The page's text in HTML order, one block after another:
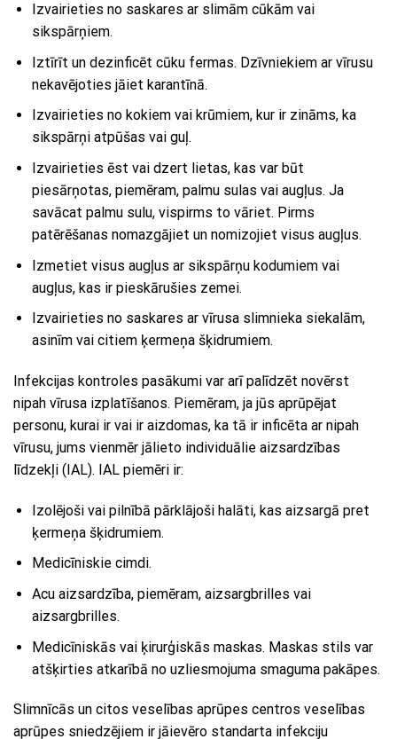
Izvairieties no saskares ar slimām cūkām vai
sikspārņiem.
Iztīrīt un dezinficēt cūku fermas. Dzīvniekiem ar vīrusu
nekavējoties jāiet karantīnā.
Izvairieties no kokiem vai krūmiem, kur ir zināms, ka
sikspārņi atpūšas vai guļ.
Izvairieties ēst vai dzert lietas, kas var būt
piesārņotas, piemēram, palmu sulas vai augļus. Ja
savācat palmu sulu, vispirms to vāriet. Pirms
patērēšanas nomazgājiet un nomizojiet visus augļus.
Izmetiet visus augļus ar sikspārņu kodumiem vai
augļus, kas ir pieskārušies zemei.
Izvairieties no saskares ar vīrusa slimnieka siekalām,
asinīm vai citiem ķermeņa šķidrumiem.
Infekcijas kontroles pasākumi var arī palīdzēt novērst
nipah vīrusa izplatīšanos. Piemēram, ja jūs aprūpējat
personu, kurai ir vai ir aizdomas, ka tā ir inficēta ar nipah
vīrusu, jums vienmēr jālieto individuālie aizsardzības
līdzekļi (IAL). IAL piemēri ir:
Izolējoši vai pilnībā pārklājoši halāti, kas aizsargā pret
ķermeņa šķidrumiem.
Medicīniskie cimdi.
Acu aizsardzība, piemēram, aizsargbrilles vai
aizsargbrilles.
Medicīniskās vai ķirurģiskās maskas. Maskas stils var
atšķirties atkarībā no uzliesmojuma smaguma pakāpes.
Slimnīcās un citos veselības aprūpes centros veselības
aprūpes sniedzējiem ir jāievēro standarta infekciju